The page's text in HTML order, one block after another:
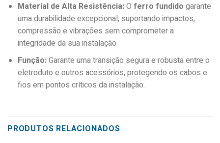
Material de Alta Resistência:O ferro fundido garante
uma durabilidade excepcional, suportando impactos,
compressão e vibrações sem comprometer a
integridade da sua instalação.
Função:Garante uma transição segura e robusta entre o
eletroduto e outros acessórios, protegendo os cabos e
fios em pontos críticos da instalação.
PRODUTOS RELACIONADOS